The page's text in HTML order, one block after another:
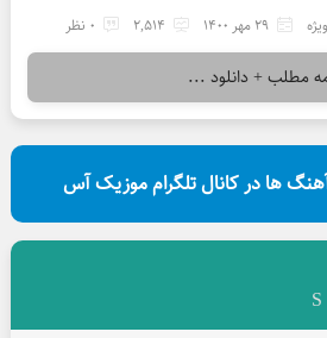
29 مهر 1400 2,514 0 نظر
مطلب + دانلود ...
ها در کانال تلگرام موزیک آس